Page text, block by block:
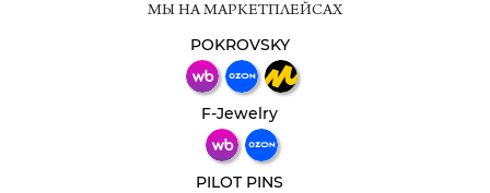
МЫ НА МАРКЕТПЛЕЙСАХ
POKROVSKY
F-Jewelry
PILOT PINS